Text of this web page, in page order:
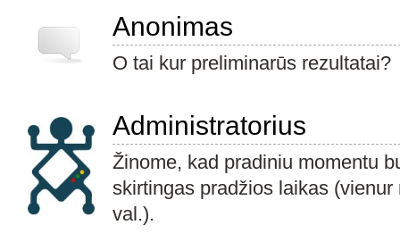
Anonimas
O tai kur preliminarūs rezultatai?
Administratorius
Žinome, kad pradiniu momentu
skirtingas pradžios laikas
val.).